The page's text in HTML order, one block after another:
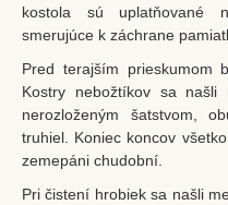
kostola sú uplatňované
smerujúce k záchrane
Pred terajším prieskumom
Kostry nebožtíkov sa
nerozloženým šatstvom,
truhiel. Koniec koncov
zemepáni chudobní.
Pri čistení hrobiek sa našli